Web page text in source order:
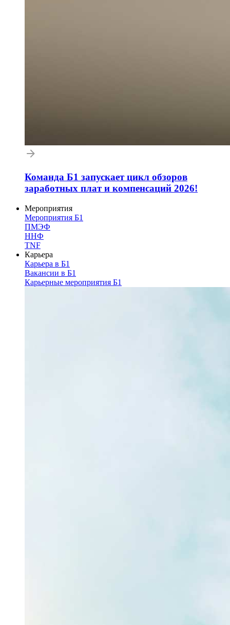
Команда Б1 запускает цикл обзоров
заработных плат и компенсаций 2026!
Мероприятия
Мероприятия Б1
ПМЭФ
ННФ
TNF
Карьера
Карьера в Б1
Вакансии в Б1
Карьерные мероприятия Б1